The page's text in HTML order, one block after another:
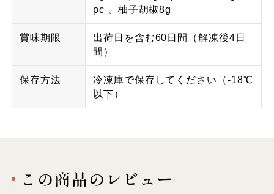
pc 、柚子胡椒8g
賞味期限
出荷日を含む60日間（解凍後4日
間）
保存方法
冷凍庫で保存してください（-18℃
以下）
この商品のレビュー